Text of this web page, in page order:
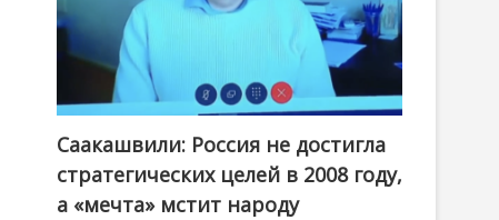
Саакашвили: Россия не достигла
стратегических целей в 2008 году,
а «мечта» мстит народу